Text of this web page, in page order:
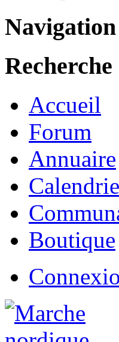
Navigation
Recherche
Accueil
Forum
Annuaire
Boutique